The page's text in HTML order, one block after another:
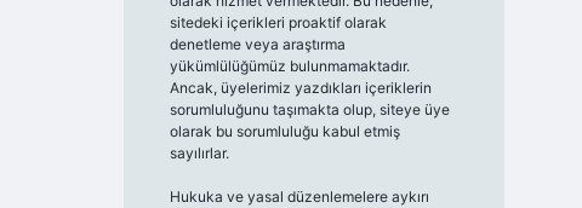
sitedeki içerikleri proaktif olarak
denetleme veya araştırma
yükümlülüğümüz bulunmamaktadır.
Ancak, üyelerimiz yazdıkları içeriklerin
sorumluluğunu taşımakta olup, siteye üye
olarak bu sorumluluğu kabul etmiş
sayılırlar.
Hukuka ve yasal düzenlemelere aykırı